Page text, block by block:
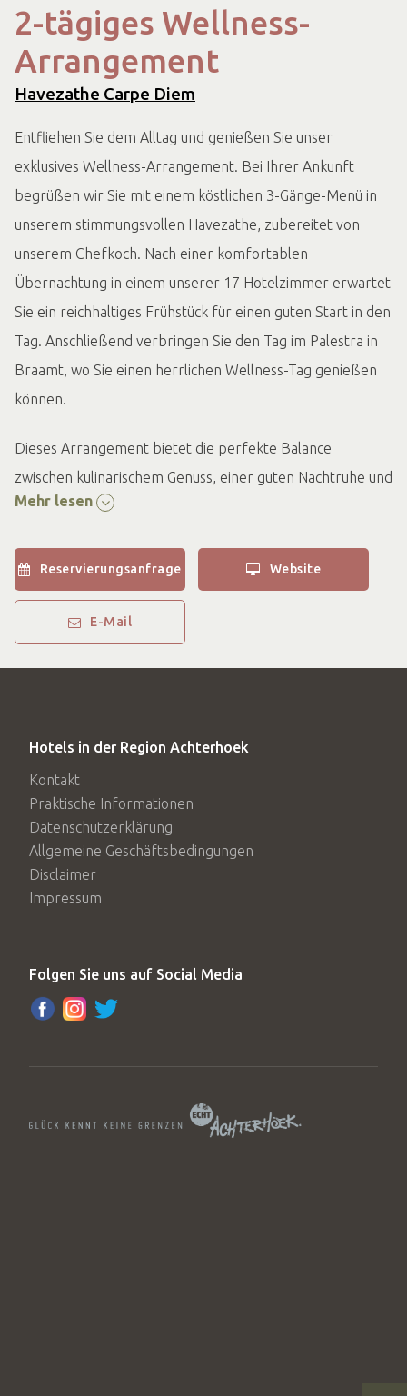
2-tägiges Wellness-
Arrangement
Havezathe Carpe Diem
Entfliehen Sie dem Alltag und genießen Sie unser
exklusives Wellness-Arrangement. Bei Ihrer Ankunft
begrüßen wir Sie mit einem köstlichen 3-Gänge-Menü in
unserem stimmungsvollen Havezathe, zubereitet von
unserem Chefkoch. Nach einer komfortablen
Übernachtung in einem unserer 17 Hotelzimmer erwartet
Sie ein reichhaltiges Frühstück für einen guten Start in den
Tag. Anschließend verbringen Sie den Tag im Palestra in
Braamt, wo Sie einen herrlichen Wellness-Tag genießen
können.
Dieses Arrangement bietet die perfekte Balance
zwischen kulinarischem Genuss, einer guten Nachtruhe und
ultimativer Entspannung!
Inhalt des Arrangements
1 Übernachtung
Standardzimmer: 155 € p. P.
Komfortzimmer: 165 € p. P.
Terrassenzimmer: 165 € p. P.
Suite: 175 € p. P.
Mehr lesen
Reservierungsanfrage Website
E-Mail
Hotels in der Region Achterhoek
Kontakt
Praktische Informationen
Datenschutzerklärung
Allgemeine Geschäftsbedingungen
Disclaimer
Impressum
Folgen Sie uns auf Social Media